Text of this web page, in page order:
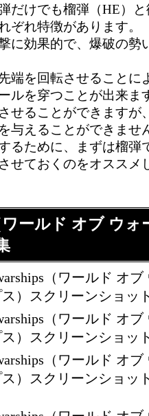
だけでも榴弾（HE）
ぞれ特徴があります。
に効果的で、爆破の勢
端を回転させることに
ルを穿つことが出来ま
せることができますが
与えることができませ
るために、まずは榴弾
せておくのをオススメ
ールド オブ ウォ